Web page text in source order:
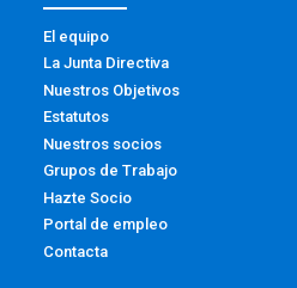
El equipo
La Junta Directiva
Nuestros Objetivos
Estatutos
Nuestros socios
Grupos de Trabajo
Hazte Socio
Portal de empleo
Contacta